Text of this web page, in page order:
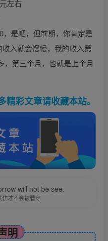
左右
是吧，但前期，你肯定是
入就会慢慢，我的收入第
，第三个月，也就是上个月
彩文章请收藏本站。
will not be see.
伤才不会被看穿
明